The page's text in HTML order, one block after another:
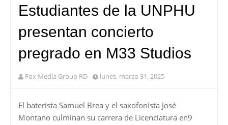
Estudiantes de la UNPHU
presentan concierto
pregrado en M33 Studios
Fox Media Group RD lunes, marzo 31, 2025
El baterista Samuel Brea y el saxofonista José
Montano culminan su carrera de Licenciatura en9